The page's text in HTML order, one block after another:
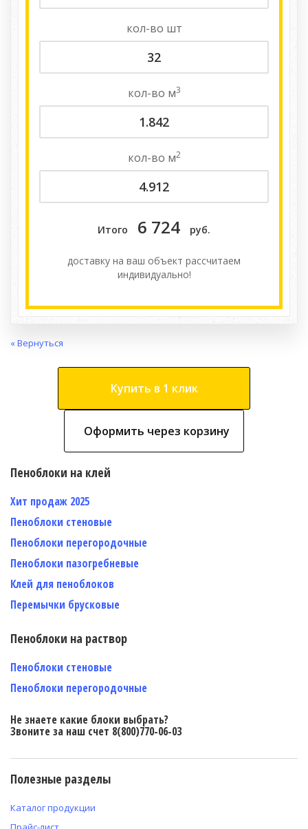
кол-во шт
кол-во м3
кол-во м2
Итого 6 724 руб.
доставку на ваш объект расcчитаем
индивидуально!
« Вернуться
Купить в 1 клик
Оформить через корзину
Пеноблоки на клей
Хит продаж 2025
Пеноблоки стеновые
Пеноблоки перегородочные
Пеноблоки пазогребневые
Клей для пеноблоков
Перемычки брусковые
Пеноблоки на раствор
Пеноблоки стеновые
Пеноблоки перегородочные
Не знаете какие блоки выбрать?
Звоните за наш счет 8(800)770-06-03
Полезные разделы
Каталог продукции